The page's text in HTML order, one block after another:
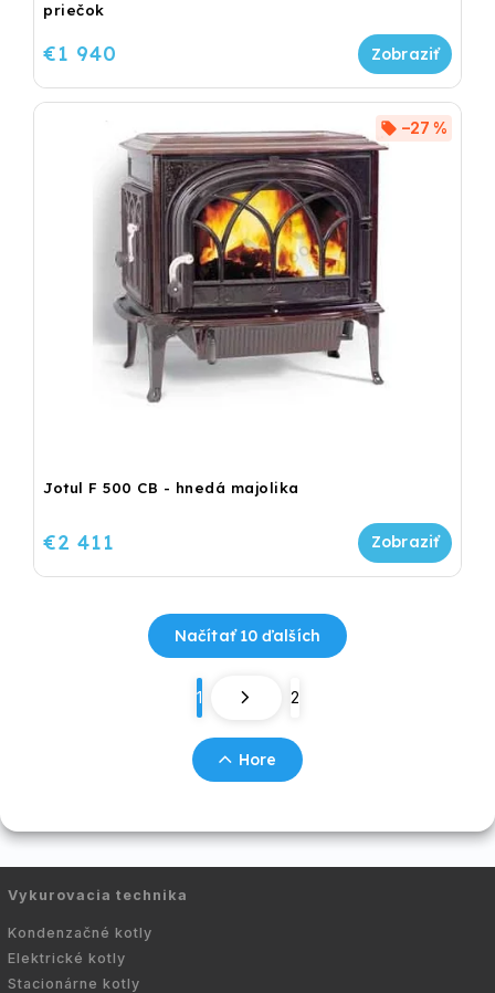
priečok
€1 940
Jotul F 500 CB - hnedá majolika
–27 %
€2 411
Načítať 10 ďalších
1 2
Hore
Vykurovacia technika
Kondenzačné kotly
Elektrické kotly
Stacionárne kotly